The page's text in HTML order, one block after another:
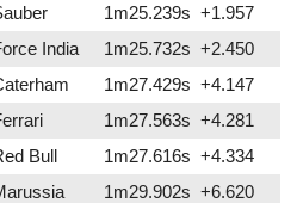
1m25.239s +1.957
India
1m25.732s +2.450
1m27.429s +4.147
1m27.563s +4.281
Bull
1m27.616s +4.334
1m29.902s +6.620